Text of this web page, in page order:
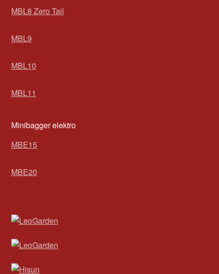
MBL8 Zero Tail
MBL9
MBL10
MBL11
Minibagger elektro
MBE15
MBE20